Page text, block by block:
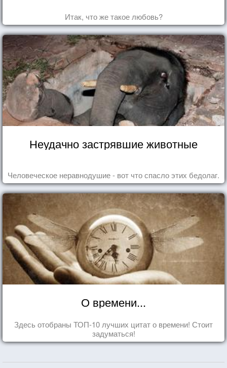
Итак, что же такое любовь?
Неудачно застрявшие животные
Человеческое неравнодушие - вот что спасло этих бедолаг.
О времени...
Здесь отобраны ТОП-10 лучших цитат о времени! Стоит
задуматься!